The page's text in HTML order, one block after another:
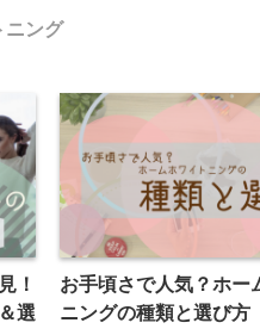
ニング
！
選
お手頃さで人気？ホー
ニングの種類と選び方